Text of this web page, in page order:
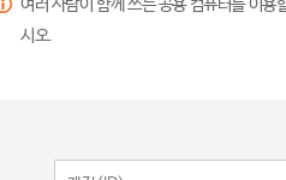
여러 사람이 함께 쓰는 공용 컴퓨터를 이
시오.